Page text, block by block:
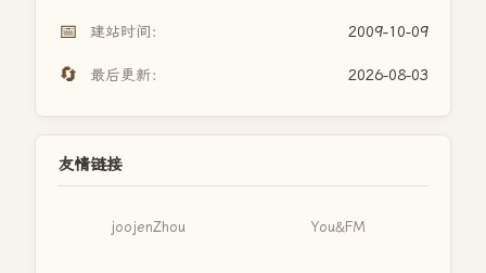
📅 建站时间： 2009-10-09
🔄 最后更新： 2026-08-03
友情链接
joojenZhou You&FM